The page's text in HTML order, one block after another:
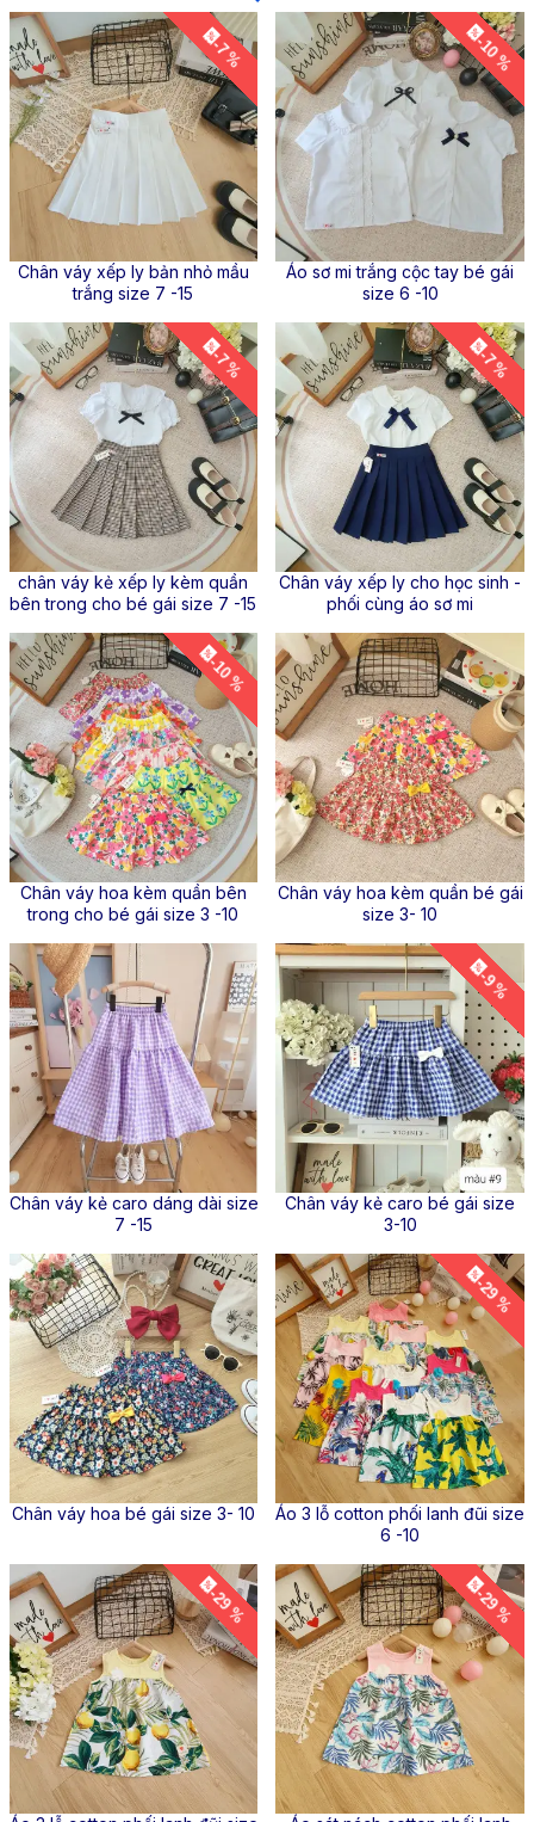
-7 %
Chân váy xếp ly bản nhỏ mầu
trắng size 7 -15
-10 %
Áo sơ mi trắng cộc tay bé gái
size 6 -10
-7 %
chân váy kẻ xếp ly kèm quần
bên trong cho bé gái size 7 -15
-7 %
Chân váy xếp ly cho học sinh -
phối cùng áo sơ mi
-10 %
Chân váy hoa kèm quần bên
trong cho bé gái size 3 -10
Chân váy hoa kèm quần bé gái
size 3- 10
Chân váy kẻ caro dáng dài size
7 -15
-9 %
Chân váy kẻ caro bé gái size
3-10
Chân váy hoa bé gái size 3- 10
-29 %
Áo 3 lỗ cotton phối lanh đũi size
6 -10
-29 % -29 %